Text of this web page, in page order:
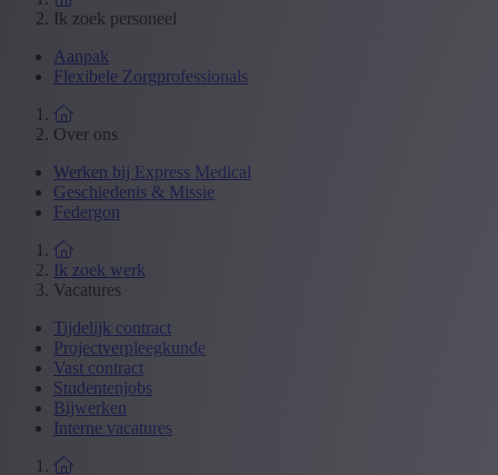
Ik zoek personeel
Aanpak
Flexibele Zorgprofessionals
Over ons
Werken bij Express Medical
Geschiedenis & Missie
Federgon
Ik zoek werk
Vacatures
Tijdelijk contract
Projectverpleegkunde
Vast contract
Studentenjobs
Bijwerken
Interne vacatures